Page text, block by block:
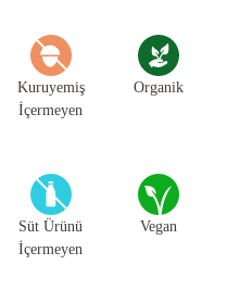
Kuruyemiş
İçermeyen
Organik
Süt Ürünü
İçermeyen
Vegan